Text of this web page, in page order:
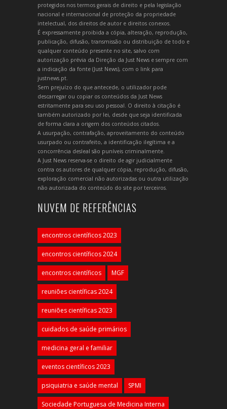
protegidos nos termos gerais de direito e pela legislação
nacional e internacional de proteção da propriedade
intelectual, dos direitos de autor e direitos conexos.
É expressamente proibida a cópia, alteração, reprodução,
publicação, difusão, transmissão ou distribuição de todo e
qualquer conteúdo presente no site, salvo com
autorização prévia da Direção da Just News e sempre com
a indicação da fonte (Just News), com o link para
justnews.pt.
Sem prejuízo do que antecede, o utilizador pode
descarregar ou copiar os conteúdos da Just News
estritamente para seu uso pessoal. O direito à citação é
também autorizado por lei, desde que seja identificada
de forma clara a origem dos conteúdos citados.
A usurpação, contrafação, aproveitamento do conteúdo
usurpado ou contrafeito, a identificação ilegítima e a
concorrência desleal são puníveis criminalmente.
A Just News reserva-se o direito de agir judicialmente
contra os autores de qualquer cópia, reprodução, difusão,
exploração comercial não autorizadas ou outra utilização
não autorizada do conteúdo do site por terceiros.
NUVEM DE REFERÊNCIAS
encontros científicos 2023
encontros científicos 2024
encontros científicos MGF
reuniões científicas 2024
reuniões científicas 2023
cuidados de saúde primários
medicina geral e familiar
eventos científicos 2023
psiquiatria e saúde mental SPMI
Sociedade Portuguesa de Medicina Interna